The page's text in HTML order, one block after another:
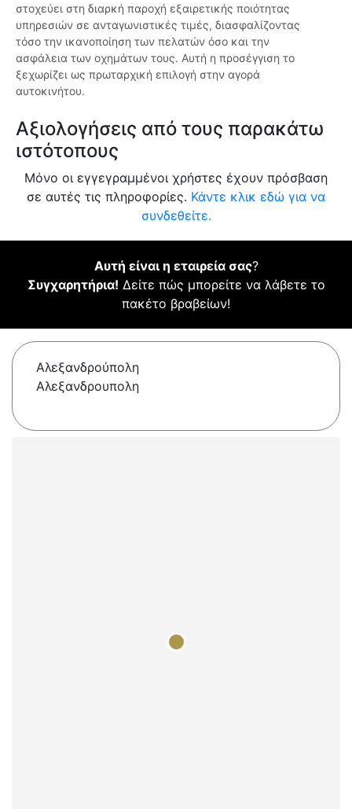
στοχεύει στη διαρκή παροχή εξαιρετικής ποιότητας
υπηρεσιών σε ανταγωνιστικές τιμές, διασφαλίζοντας
τόσο την ικανοποίηση των πελατών όσο και την
ασφάλεια των οχημάτων τους. Αυτή η προσέγγιση το
ξεχωρίζει ως πρωταρχική επιλογή στην αγορά
αυτοκινήτου.
Αξιολογήσεις από τους παρακάτω
ιστότοπους
Μόνο οι εγγεγραμμένοι χρήστες έχουν πρόσβαση
σε αυτές τις πληροφορίες. Κάντε κλικ εδώ για να
συνδεθείτε.
Αυτή είναι η εταιρεία σας?
Συγχαρητήρια! Δείτε πώς μπορείτε να λάβετε το
πακέτο βραβείων!
Αλεξανδρούπολη
Αλεξανδρουπολη